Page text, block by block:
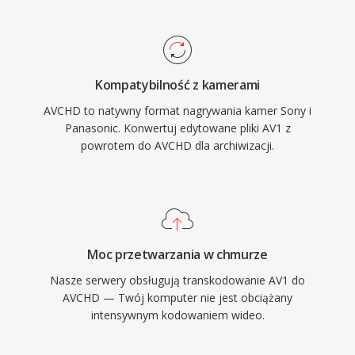
dostosowujac sie zarowno do filmowego, jak i
nadawczego stylu rejestracji. Struktura
katalogow jest scisle okreslona specyfikacja i
zawiera pliki list odtwarzania do nawigacji po
nagranych klipach, co czyni format
kompatybilnym z odtwarzaczami Blu-ray przy
obsluge nagrywania progresywnego 1080/60p i
szeroko stosowany na rynku kamer cyfrowych i
pozostaje obslugiwany przez glowne aplikacje
do montazu wideo.
Kompatybilność z kamerami
AVCHD to natywny format nagrywania kamer Sony i
Panasonic. Konwertuj edytowane pliki AV1 z
powrotem do AVCHD dla archiwizacji.
Moc przetwarzania w chmurze
Nasze serwery obsługują transkodowanie AV1 do
AVCHD — Twój komputer nie jest obciążany
intensywnym kodowaniem wideo.